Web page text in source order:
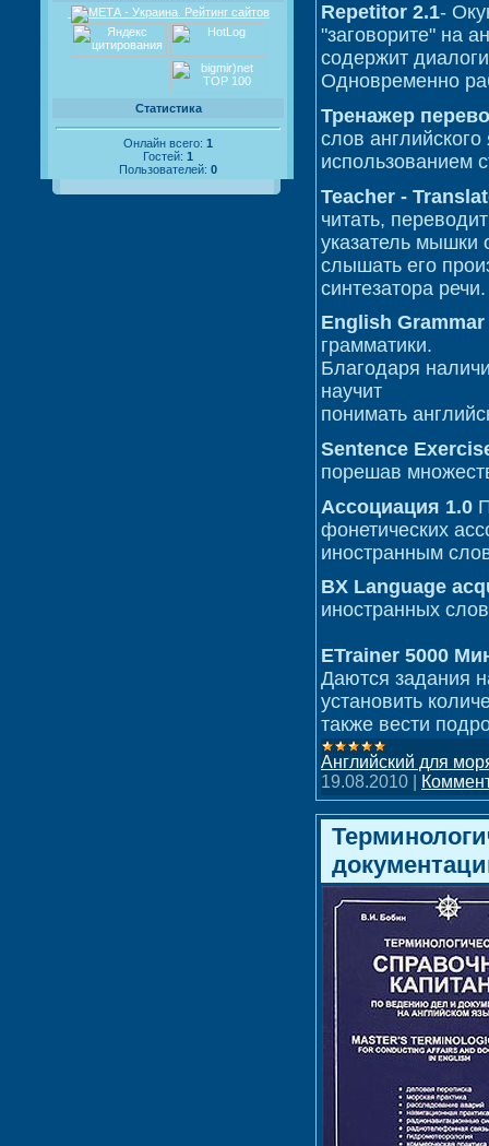
Статистика
Онлайн всего: 1
Гостей: 1
Пользователей: 0
Repetitor 2.1-
"заговорите" на
содержит
Одновременно
Тренажер
слов
использованием
Teacher -
читать,
указатель мышки
слышать его
синтезатора речи.
English Grammar
грамматики.
Благодаря
научит
понимать
Sentence
порешав
Ассоциация 1.0
фонетических
иностранным
BX Language
иностранных
ETrainer 5000
Даются задания
установить
также вести
Английский для
19.08.2010